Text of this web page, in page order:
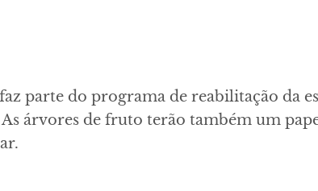
parte do programa de reabilitação da
árvores de fruto terão também um